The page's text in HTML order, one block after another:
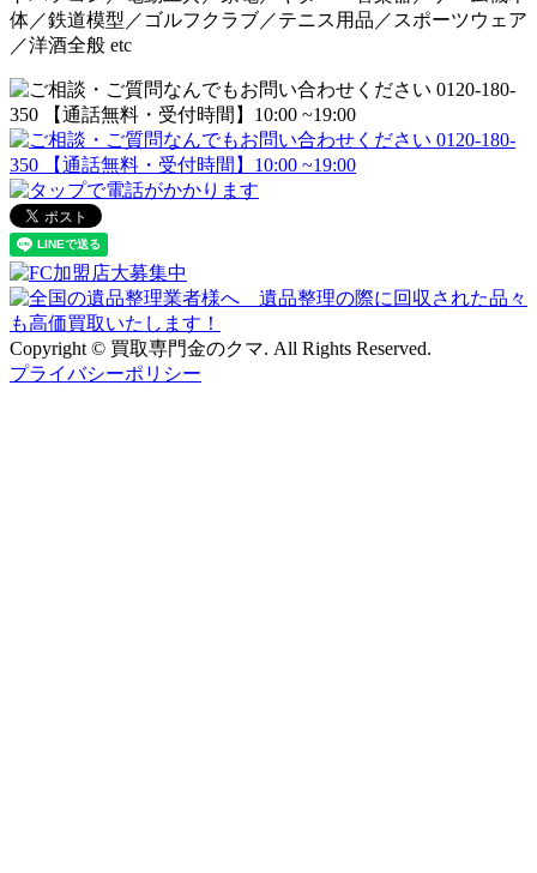
体／鉄道模型／ゴルフクラブ／テニス用品／スポーツウェア
／洋酒全般 etc
Copyright © 買取専門金のクマ. All Rights Reserved.
プライバシーポリシー